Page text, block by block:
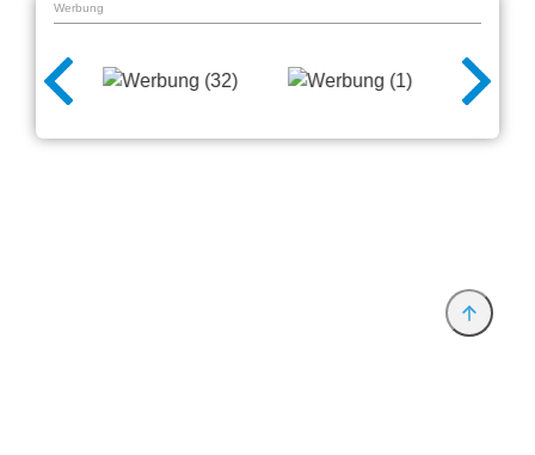
Werbung